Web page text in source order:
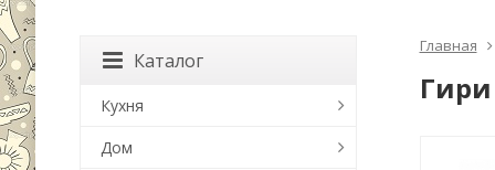
Главная
Гири
Каталог
Кухня
Дом